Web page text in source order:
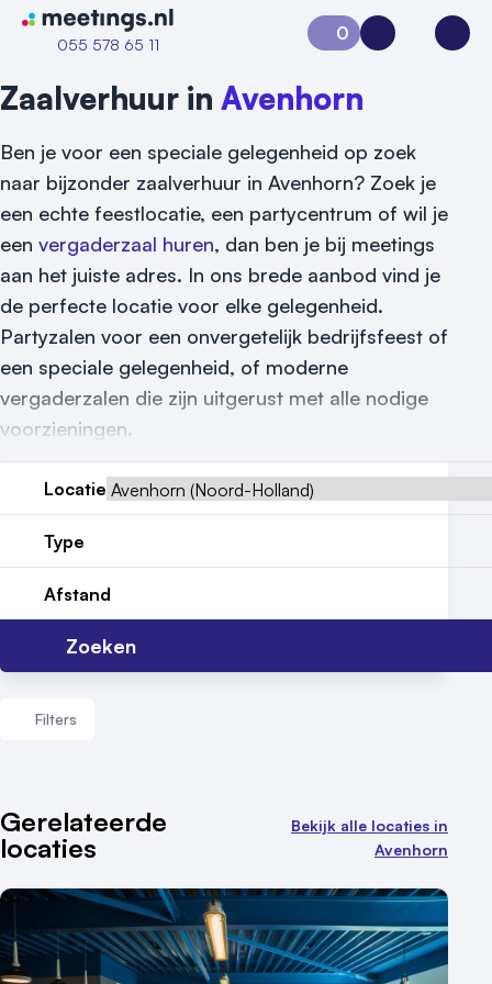
Naar home van Meetings
055 578 65 11
Vraag locatie aan
Locatiegids
Meld locatie aan
Nieuws
Reviews (5⭐️)
Contact
0
Aanvraag 0Inloggen
Zaalverhuur in Avenhorn
Ben je voor een speciale gelegenheid op zoek
naar bijzonder zaalverhuur in Avenhorn? Zoek je
een echte feestlocatie, een partycentrum of wil je
een vergaderzaal huren, dan ben je bij meetings
aan het juiste adres. In ons brede aanbod vind je
de perfecte locatie voor elke gelegenheid.
Partyzalen voor een onvergetelijk bedrijfsfeest of
een speciale gelegenheid, of moderne
vergaderzalen die zijn uitgerust met alle nodige
voorzieningen.
Locatie
Type
Afstand
Zoeken
Filters
Aantal zalen
1 - 5 zalen
10 of meer zalen
Aantal personen
Gerelateerde
locaties
Bekijk alle locaties in
Avenhorn